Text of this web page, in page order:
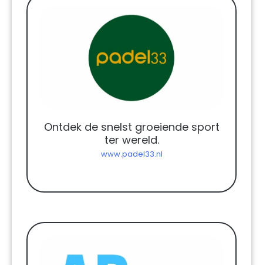
Ontdek de snelst groeiende sport
ter wereld.
www.padel33.nl